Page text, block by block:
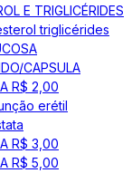
E TRIGLICÉRIDES
triglicérides
CAPSULA
R$ 2,00
erétil
R$ 3,00
R$ 5,00